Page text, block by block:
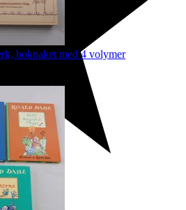
bokpaket med 4 volymer